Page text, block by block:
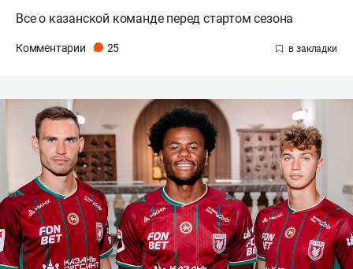
Все о казанской команде перед стартом сезона
Комментарии 25